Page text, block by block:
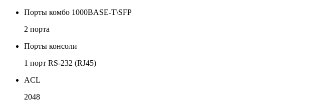
Порты комбо 1000BASE-T\SFP
2 порта
Порты консоли
1 порт RS-232 (RJ45)
ACL
2048